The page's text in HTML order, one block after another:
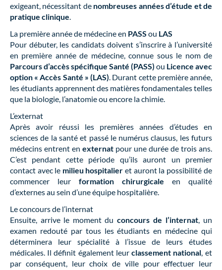
exigeant, nécessitant de nombreuses années d’étude et de
pratique clinique
La première année de médecine en PASS ou LAS
Pour débuter, les candidats doivent s’inscrire à l’université
en première année de médecine, connue sous le nom de
Parcours d’accès spécifique Santé (PASS) ou Licence avec
option « Accès Santé » (LAS) . Durant cette première année,
les étudiants apprennent des matières fondamentales telles
que la biologie, l’anatomie ou encore la chimie.
L’externat
Après avoir réussi les premières années d’études en
sciences de la santé et passé le numérus clausus, les futurs
médecins entrent en externat pour une durée de trois ans.
C’est pendant cette période qu’ils auront un premier
contact avec le milieu hospitalier et auront la possibilité de
commencer leur formation chirurgicale en qualité
d’externes au sein d’une équipe hospitalière.
Le concours de l’internat
Ensuite, arrive le moment du concours de l’internat , un
examen redouté par tous les étudiants en médecine qui
déterminera leur spécialité à l’issue de leurs études
médicales. Il définit également leur classement national , et
par conséquent, leur choix de ville pour effectuer leur